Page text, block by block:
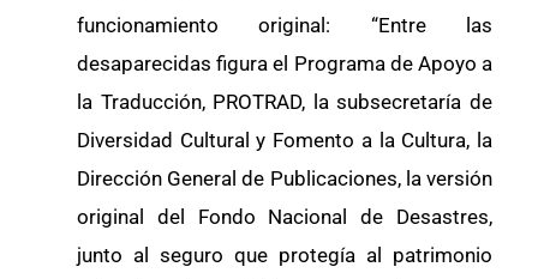
funcionamiento original: “Entre las
desaparecidas figura el Programa de Apoyo a
la Traducción, PROTRAD, la subsecretaría de
Diversidad Cultural y Fomento a la Cultura, la
Dirección General de Publicaciones, la versión
original del Fondo Nacional de Desastres,
junto al seguro que protegía al patrimonio